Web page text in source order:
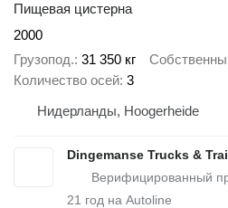
Пищевая цистерна
2000
Грузопод. 31 350 кг
Количество осей 3
Нидерланды, Hoogerheide
Dingemanse Trucks &
21 год на Autoline